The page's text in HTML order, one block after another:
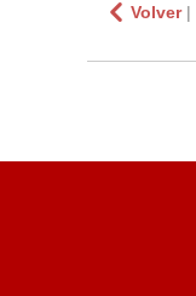
Volver|